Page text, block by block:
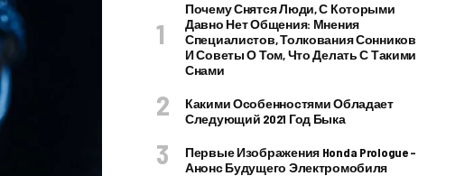
Почему Снятся Люди, С Которыми
Давно Нет Общения: Мнения
Специалистов, Толкования Сонников
И Советы О Том, Что Делать С Такими
Снами
Какими Особенностями Обладает
Следующий 2021 Год Быка
Первые Изображения Honda Prologue –
Анонс Будущего Электромобиля